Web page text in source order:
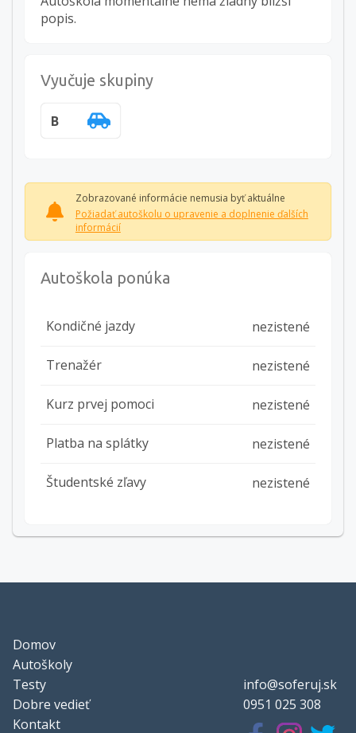
popis.
Autoškola ponúka
Kondičné jazdy nezistené
Trenažér nezistené
Kurz prvej pomoci nezistené
Platba na splátky nezistené
Študentské zľavy nezistené
Zobrazované informácie nemusia byť aktuálne
Požiadať autoškolu o upravenie a doplnenie ďalších
informácií
Vyučuje skupiny
B
Domov
Autoškoly
Testy
Dobre vedieť
Kontakt
info@soferuj.sk
0951 025 308